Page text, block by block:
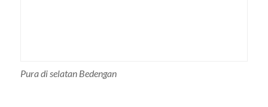
Pura di selatan Bedengan